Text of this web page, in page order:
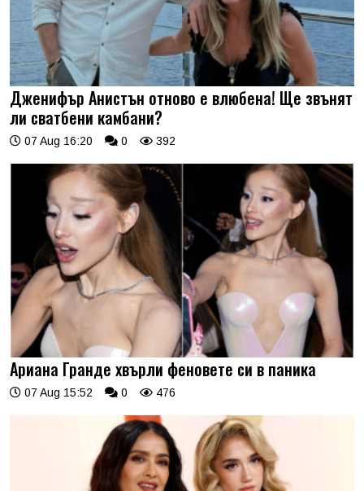
Дженифър Анистън отново е влюбена! Ще звънят
ли сватбени камбани?
07 Aug 16:20 0 392
Ариана Гранде хвърли феновете си в паника
07 Aug 15:52 0 476